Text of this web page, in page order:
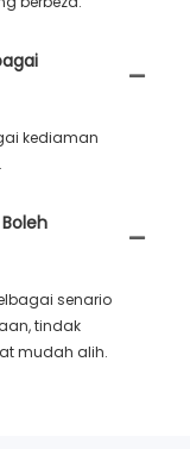
kediaman
senario
tindak
mudah alih.